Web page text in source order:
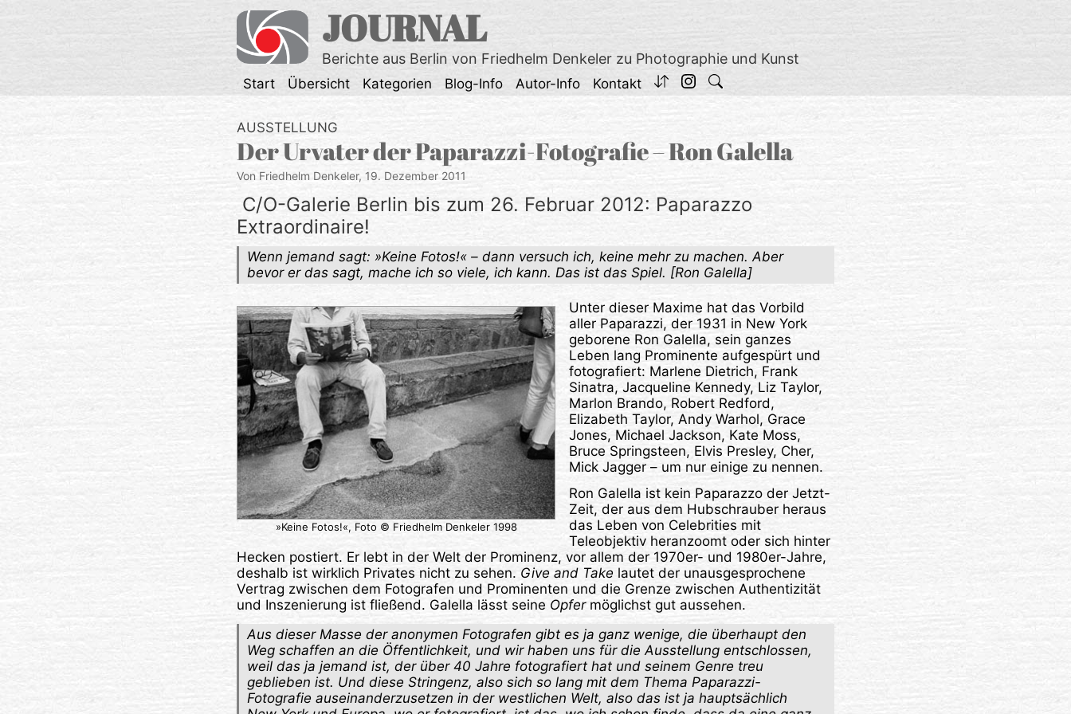
JOURNAL
Berichte aus Berlin von Friedhelm Denkeler zu Photographie und Kunst
Start Übersicht Kategorien Blog-Info Autor-Info Kontakt
AUSSTELLUNG
Der Urvater der Paparazzi-Fotografie – Ron Galella
Von Friedhelm Denkeler, 19. Dezember 2011
C/O-Galerie Berlin bis zum 26. Februar 2012: Paparazzo
Extraordinaire!
Wenn jemand sagt: »Keine Fotos!« – dann versuch ich, keine mehr zu machen. Aber
bevor er das sagt, mache ich so viele, ich kann. Das ist das Spiel. [Ron Galella]
»Keine Fotos!«, Foto © Friedhelm Denkeler 1998
Unter dieser Maxime hat das Vorbild
aller Paparazzi, der 1931 in New York
geborene Ron Galella, sein ganzes
Leben lang Prominente aufgespürt und
fotografiert: Marlene Dietrich, Frank
Sinatra, Jacqueline Kennedy, Liz Taylor,
Marlon Brando, Robert Redford,
Elizabeth Taylor, Andy Warhol, Grace
Jones, Michael Jackson, Kate Moss,
Bruce Springsteen, Elvis Presley, Cher,
Mick Jagger – um nur einige zu nennen.
Ron Galella ist kein Paparazzo der Jetzt-
Zeit, der aus dem Hubschrauber heraus
das Leben von Celebrities mit
Teleobjektiv heranzoomt oder sich hinter
Hecken postiert. Er lebt in der Welt der Prominenz, vor allem der 1970er- und 1980er-Jahre,
deshalb ist wirklich Privates nicht zu sehen. Give and Take lautet der unausgesprochene
Vertrag zwischen dem Fotografen und Prominenten und die Grenze zwischen Authentizität
und Inszenierung ist fließend. Galella lässt seine Opfer möglichst gut aussehen.
Aus dieser Masse der anonymen Fotografen gibt es ja ganz wenige, die überhaupt den
Weg schaffen an die Öffentlichkeit, und wir haben uns für die Ausstellung entschlossen,
weil das ja jemand ist, der über 40 Jahre fotografiert hat und seinem Genre treu
geblieben ist. Und diese Stringenz, also sich so lang mit dem Thema Paparazzi-
Fotografie auseinanderzusetzen in der westlichen Welt, also das ist ja hauptsächlich